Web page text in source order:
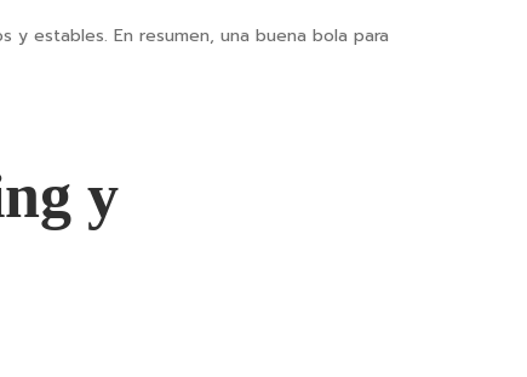
y estables. En resumen, una buena bola para
y